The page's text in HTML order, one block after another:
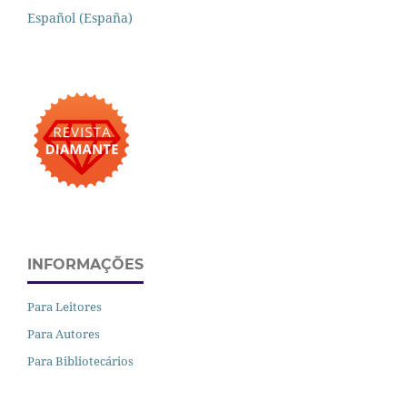
Español (España)
INFORMAÇÕES
Para Leitores
Para Autores
Para Bibliotecários